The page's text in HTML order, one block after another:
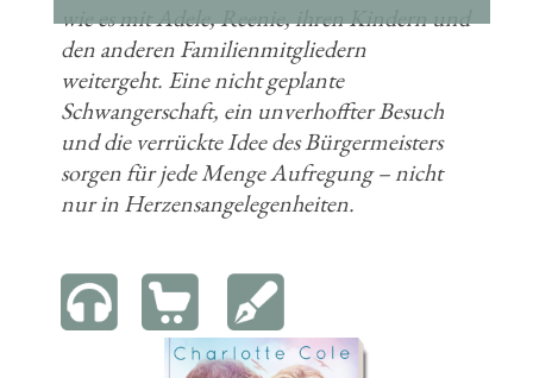
wie es mit Adele, Reenie, ihren Kindern und
den anderen Familienmitgliedern
weitergeht. Eine nicht geplante
Schwangerschaft, ein unverhoffter Besuch
und die verrückte Idee des Bürgermeisters
sorgen für jede Menge Aufregung – nicht
nur in Herzensangelegenheiten.